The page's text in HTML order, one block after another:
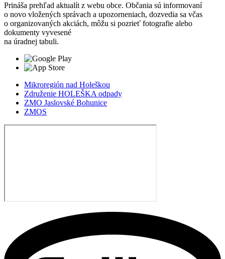
Prináša prehľad aktualít z webu obce. Občania sú informovaní
o novo vložených správach a upozorneniach, dozvedia sa včas
o organizovaných akciách, môžu si pozrieť fotografie alebo
dokumenty vyvesené
na úradnej tabuli.
Mikroregión nad Holeškou
Združenie HOLEŠKA odpady
ZMO Jaslovské Bohunice
ZMOS